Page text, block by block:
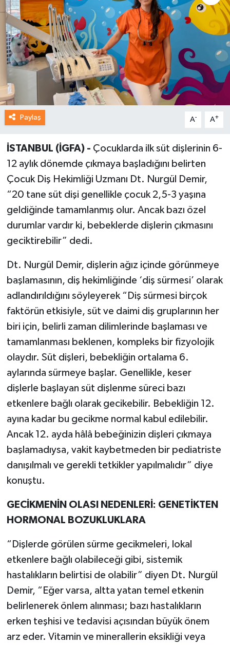
Paylaş A- A+
İSTANBUL (İGFA) - Çocuklarda ilk süt dişlerinin 6-
12 aylık dönemde çıkmaya başladığını belirten
Çocuk Diş Hekimliği Uzmanı Dt. Nurgül Demir,
“20 tane süt dişi genellikle çocuk 2,5-3 yaşına
geldiğinde tamamlanmış olur. Ancak bazı özel
durumlar vardır ki, bebeklerde dişlerin çıkmasını
geciktirebilir” dedi.
Dt. Nurgül Demir, dişlerin ağız içinde görünmeye
başlamasının, diş hekimliğinde ‘diş sürmesi’ olarak
adlandırıldığını söyleyerek “Diş sürmesi birçok
faktörün etkisiyle, süt ve daimi diş gruplarının her
biri için, belirli zaman dilimlerinde başlaması ve
tamamlanması beklenen, kompleks bir fizyolojik
olaydır. Süt dişleri, bebekliğin ortalama 6.
aylarında sürmeye başlar. Genellikle, keser
dişlerle başlayan süt dişlenme süreci bazı
etkenlere bağlı olarak gecikebilir. Bebekliğin 12.
ayına kadar bu gecikme normal kabul edilebilir.
Ancak 12. ayda hâlâ bebeğinizin dişleri çıkmaya
başlamadıysa, vakit kaybetmeden bir pediatriste
danışılmalı ve gerekli tetkikler yapılmalıdır” diye
konuştu.
GECİKMENİN OLASI NEDENLERİ: GENETİKTEN
HORMONAL BOZUKLUKLARA
“Dişlerde görülen sürme gecikmeleri, lokal
etkenlere bağlı olabileceği gibi, sistemik
hastalıkların belirtisi de olabilir” diyen Dt. Nurgül
Demir, “Eğer varsa, altta yatan temel etkenin
belirlenerek önlem alınması; bazı hastalıkların
erken teşhisi ve tedavisi açısından büyük önem
arz eder. Vitamin ve minerallerin eksikliği veya